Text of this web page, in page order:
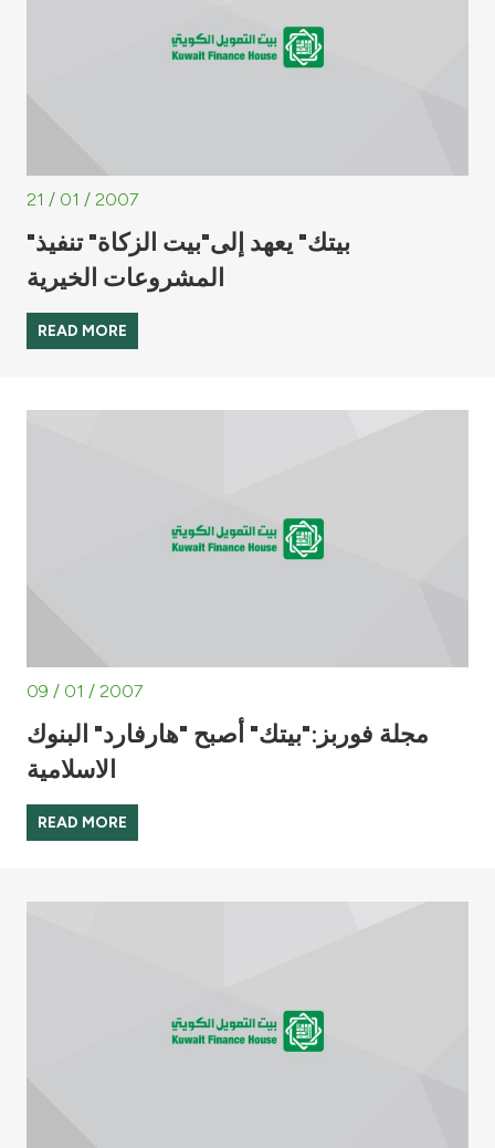
21 / 01 / 2007
"بيتك" يعهد إلى"بيت الزكاة" تنفيذ
المشروعات الخيرية
READ MORE
09 / 01 / 2007
مجلة فوربز:"بيتك" أصبح "هارفارد" البنوك
الاسلامية
READ MORE